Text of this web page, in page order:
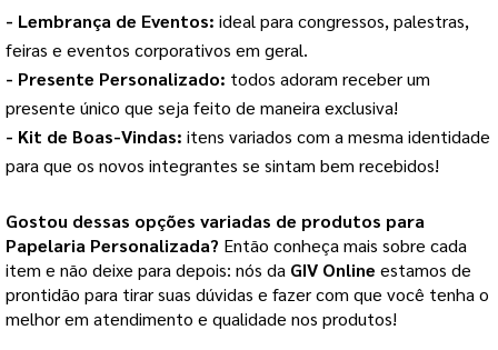
- Lembrança de Eventos: ideal para congressos, palestras,
feiras e eventos corporativos em geral.
- Presente Personalizado: todos adoram receber um
presente único que seja feito de maneira exclusiva!
- Kit de Boas-Vindas: itens variados com a mesma identidade
para que os novos integrantes se sintam bem recebidos!
Gostou dessas opções variadas de produtos para
Papelaria Personalizada? Então conheça mais sobre cada
item e não deixe para depois: nós da GIV Online estamos de
prontidão para tirar suas dúvidas e fazer com que você tenha o
melhor em atendimento e qualidade nos produtos!